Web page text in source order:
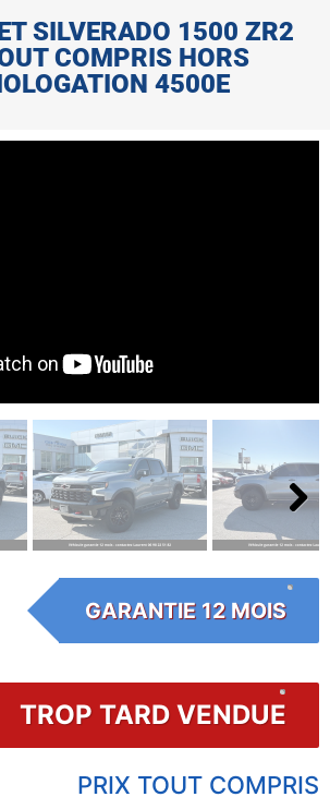
SILVERADO 1500 ZR2
COMPRIS HORS
4500E
Next
GARANTIE 12 MOIS
TROP TARD VENDUE
PRIX TOUT COMPRIS